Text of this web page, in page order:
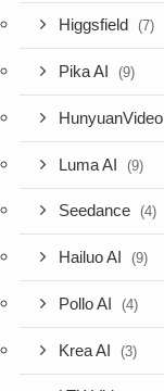
Higgsfield (7)
Pika AI (9)
HunyuanVideo
Luma AI (9)
Seedance (4)
Hailuo AI (9)
Pollo AI (4)
Krea AI (3)